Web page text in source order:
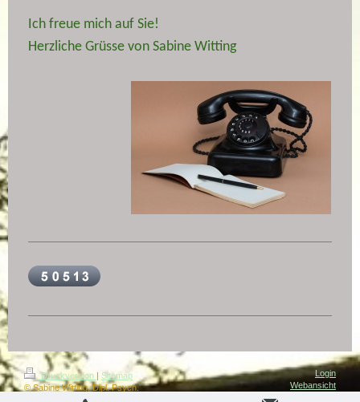
Ich freue mich auf Sie!
Herzliche Grüsse von Sabine Witting
Druckversion | Sitemap
© Sabine Witting, Dipl. Psych.
Login
Webansicht